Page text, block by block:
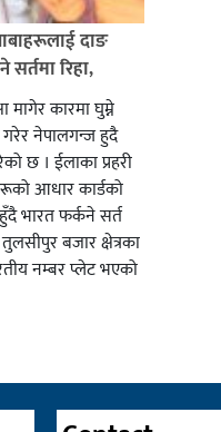
दाङ
सर्तमा रिहा,
मागेर कारमा घुम्ने
गरेर नेपालगन्ज हुदै
छ । ईलाका प्रहरी
आधार कार्डको
भारत फर्कने सर्त
बजार क्षेत्रका
नम्बर प्लेट भएको